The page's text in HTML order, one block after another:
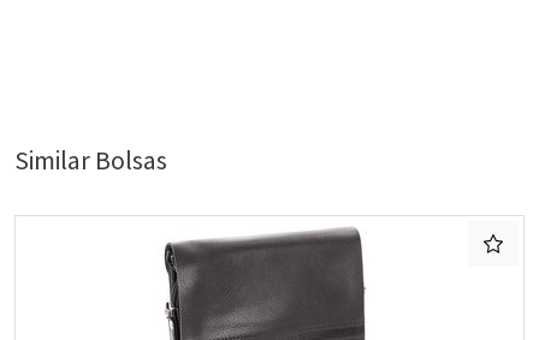
Similar Bolsas